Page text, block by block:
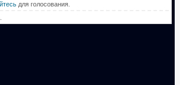
для голосования.